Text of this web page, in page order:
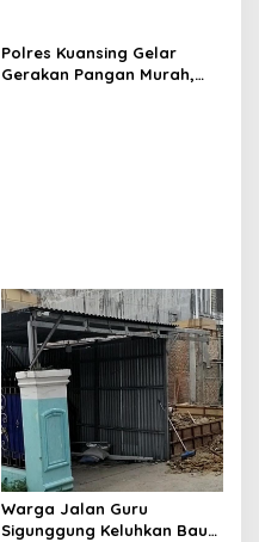
Polres Kuansing Gelar
Gerakan Pangan Murah,
Warga Jalan Guru
Sigunggung Keluhkan Bau